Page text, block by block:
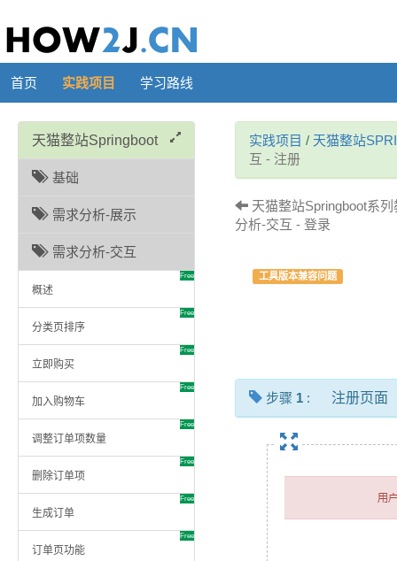
首页 实践项目 学习路线
天猫整站Springboot
基础
需求分析-展示
需求分析-交互
概述
Free
分类页排序
Free
立即购买
Free
加入购物车
Free
调整订单项数量
Free
删除订单项
Free
生成订单
Free
订单页功能
Free
实践项目 / 天猫整站
互 - 注册
天猫整站Springboot系
分析-交互 - 登录
工具版本兼容问题
步骤 1 : 注册页面